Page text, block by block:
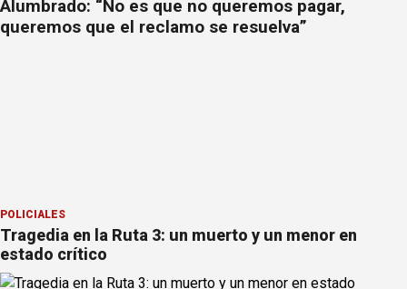
Alumbrado: “No es que no queremos pagar,
queremos que el reclamo se resuelva”
POLICIALES
Tragedia en la Ruta 3: un muerto y un menor en
estado crítico